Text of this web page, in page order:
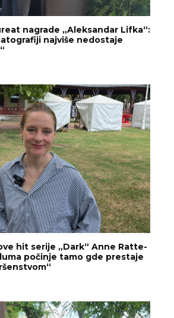
nagrade „Aleksandar Lifka“:
najviše nedostaje
hit serije „Dark“ Anne Ratte-
počinje tamo gde prestaje